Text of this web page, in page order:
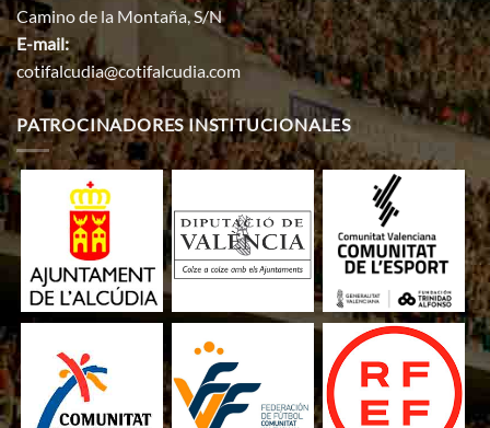
Camino de la Montaña, S/N
E-mail:
cotifalcudia@cotifalcudia.com
PATROCINADORES INSTITUCIONALES